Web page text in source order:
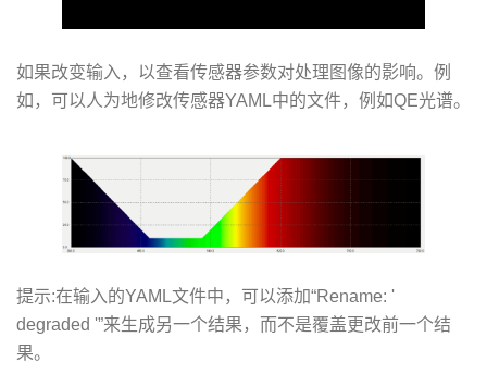
如果改变输入，以查看传感器参数对处理图像的影响。例
如，可以人为地修改传感器YAML中的文件，例如QE光谱。
提示:在输入的YAML文件中，可以添加“Rename: '
degraded '”来生成另一个结果，而不是覆盖更改前一个结
果。